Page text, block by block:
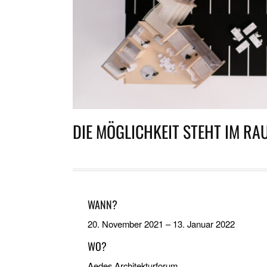
DIE MÖGLICHKEIT STEHT IM
WANN?
20. November 2021 –13. Januar 2022
WO?